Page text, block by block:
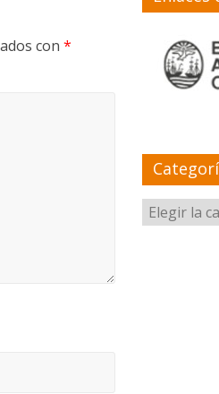
con *
Categorías